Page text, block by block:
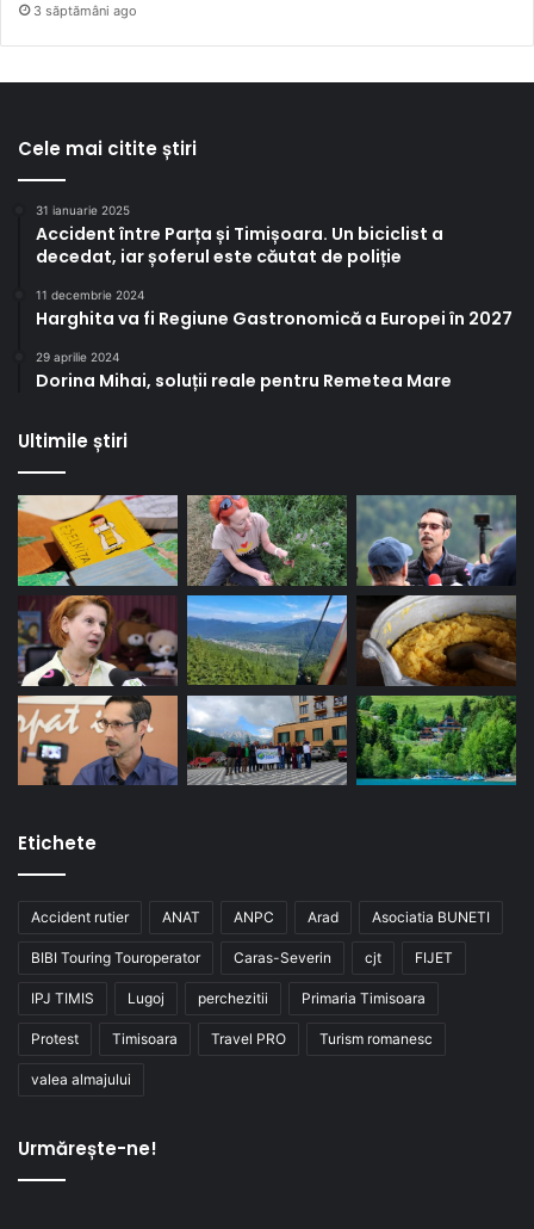
3 săptămâni ago
Cele mai citite știri
31 ianuarie 2025
Accident între Parța și Timișoara. Un biciclist a
decedat, iar șoferul este căutat de poliție
11 decembrie 2024
Harghita va fi Regiune Gastronomică a Europei în 2027
29 aprilie 2024
Dorina Mihai, soluții reale pentru Remetea Mare
Ultimile știri
Etichete
Accident rutier ANAT ANPC Arad Asociatia BUNETI
BIBI Touring Touroperator Caras-Severin cjt FIJET
IPJ TIMIS Lugoj perchezitii Primaria Timisoara
Protest Timisoara Travel PRO Turism romanesc
valea almajului
Urmărește-ne!